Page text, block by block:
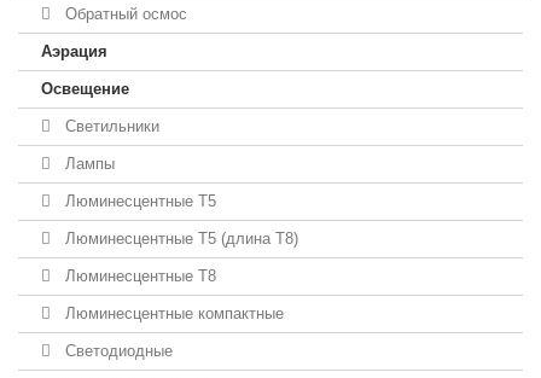
Обратный осмос
Аэрация
Освещение
Светильники
Лампы
Люминесцентные T5
Люминесцентные T5 (длина T8)
Люминесцентные T8
Люминесцентные компактные
Светодиодные